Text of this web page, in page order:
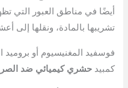
أيضًا في مناطق العبور التي
تشريبها بالمادة، ونقلها إلى
فوسفيد المغنيسيوم أو
كمبيدحشري كيميائي ضد